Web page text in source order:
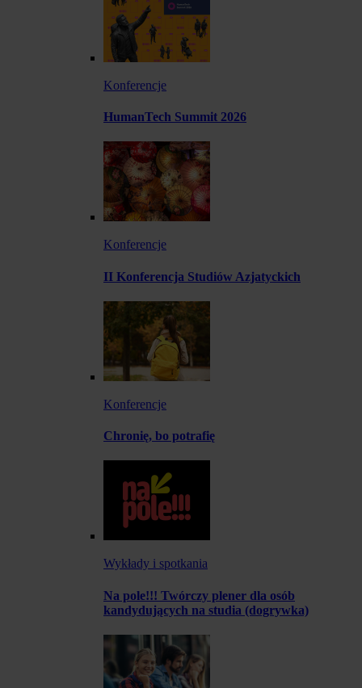
Konferencje
HumanTech Summit 2026
Konferencje
II Konferencja Studiów Azjatyckich
Konferencje
Chronię, bo potrafię
Wykłady i spotkania
Na pole!!! Twórczy plener dla osób
kandydujących na studia (dogrywka)